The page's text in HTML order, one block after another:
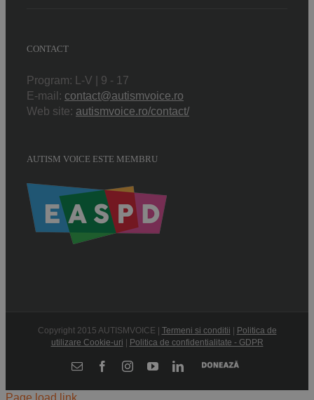
CONTACT
Program: L-V | 9 - 17
E-mail: contact@autismvoice.ro
Web site: autismvoice.ro/contact/
AUTISM VOICE ESTE MEMBRU
Copyright 2015 AUTISMVOICE | Termeni si conditii | Politica de
utilizare Cookie-uri | Politica de confidentialitate - GDPR
E-
FacebookInstagramYouTubeLinkedIn
Donează
Page load link